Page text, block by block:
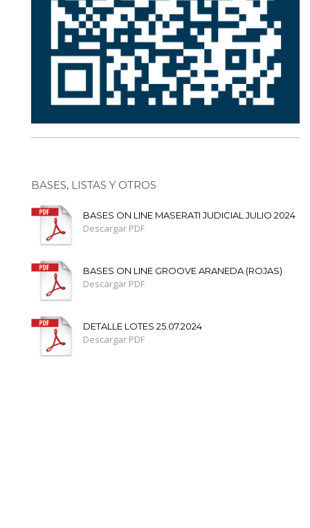
BASES, LISTAS Y OTROS
BASES ON LINE MASERATI JUDICIAL JULIO 2024
Descargar PDF
BASES ON LINE GROOVE ARANEDA (ROJAS)
Descargar PDF
DETALLE LOTES 25.07.2024
Descargar PDF